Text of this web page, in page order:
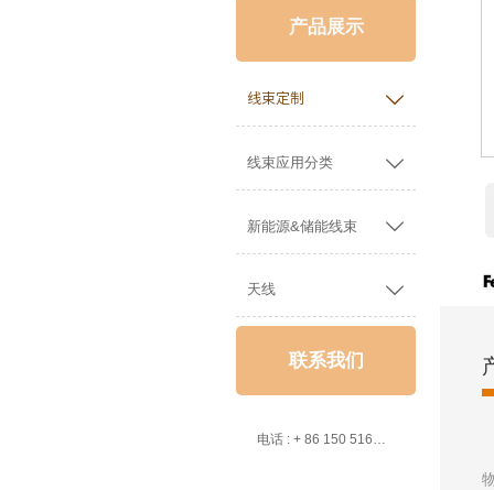
产品展示
线束定制 
线束应用分类 
新能源&储能线束 
天线 
联系我们
电话 : + 86 150 5162 5639